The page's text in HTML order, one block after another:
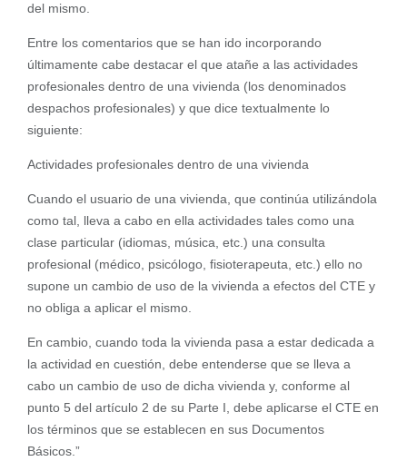
del mismo.
Entre los comentarios que se han ido incorporando
últimamente cabe destacar el que atañe a las actividades
profesionales dentro de una vivienda (los denominados
despachos profesionales) y que dice textualmente lo
siguiente:
Actividades profesionales dentro de una vivienda
Cuando el usuario de una vivienda, que continúa utilizándola
como tal, lleva a cabo en ella actividades tales como una
clase particular (idiomas, música, etc.) una consulta
profesional (médico, psicólogo, fisioterapeuta, etc.) ello no
supone un cambio de uso de la vivienda a efectos del CTE y
no obliga a aplicar el mismo.
En cambio, cuando toda la vivienda pasa a estar dedicada a
la actividad en cuestión, debe entenderse que se lleva a
cabo un cambio de uso de dicha vivienda y, conforme al
punto 5 del artículo 2 de su Parte I, debe aplicarse el CTE en
los términos que se establecen en sus Documentos
Básicos.”